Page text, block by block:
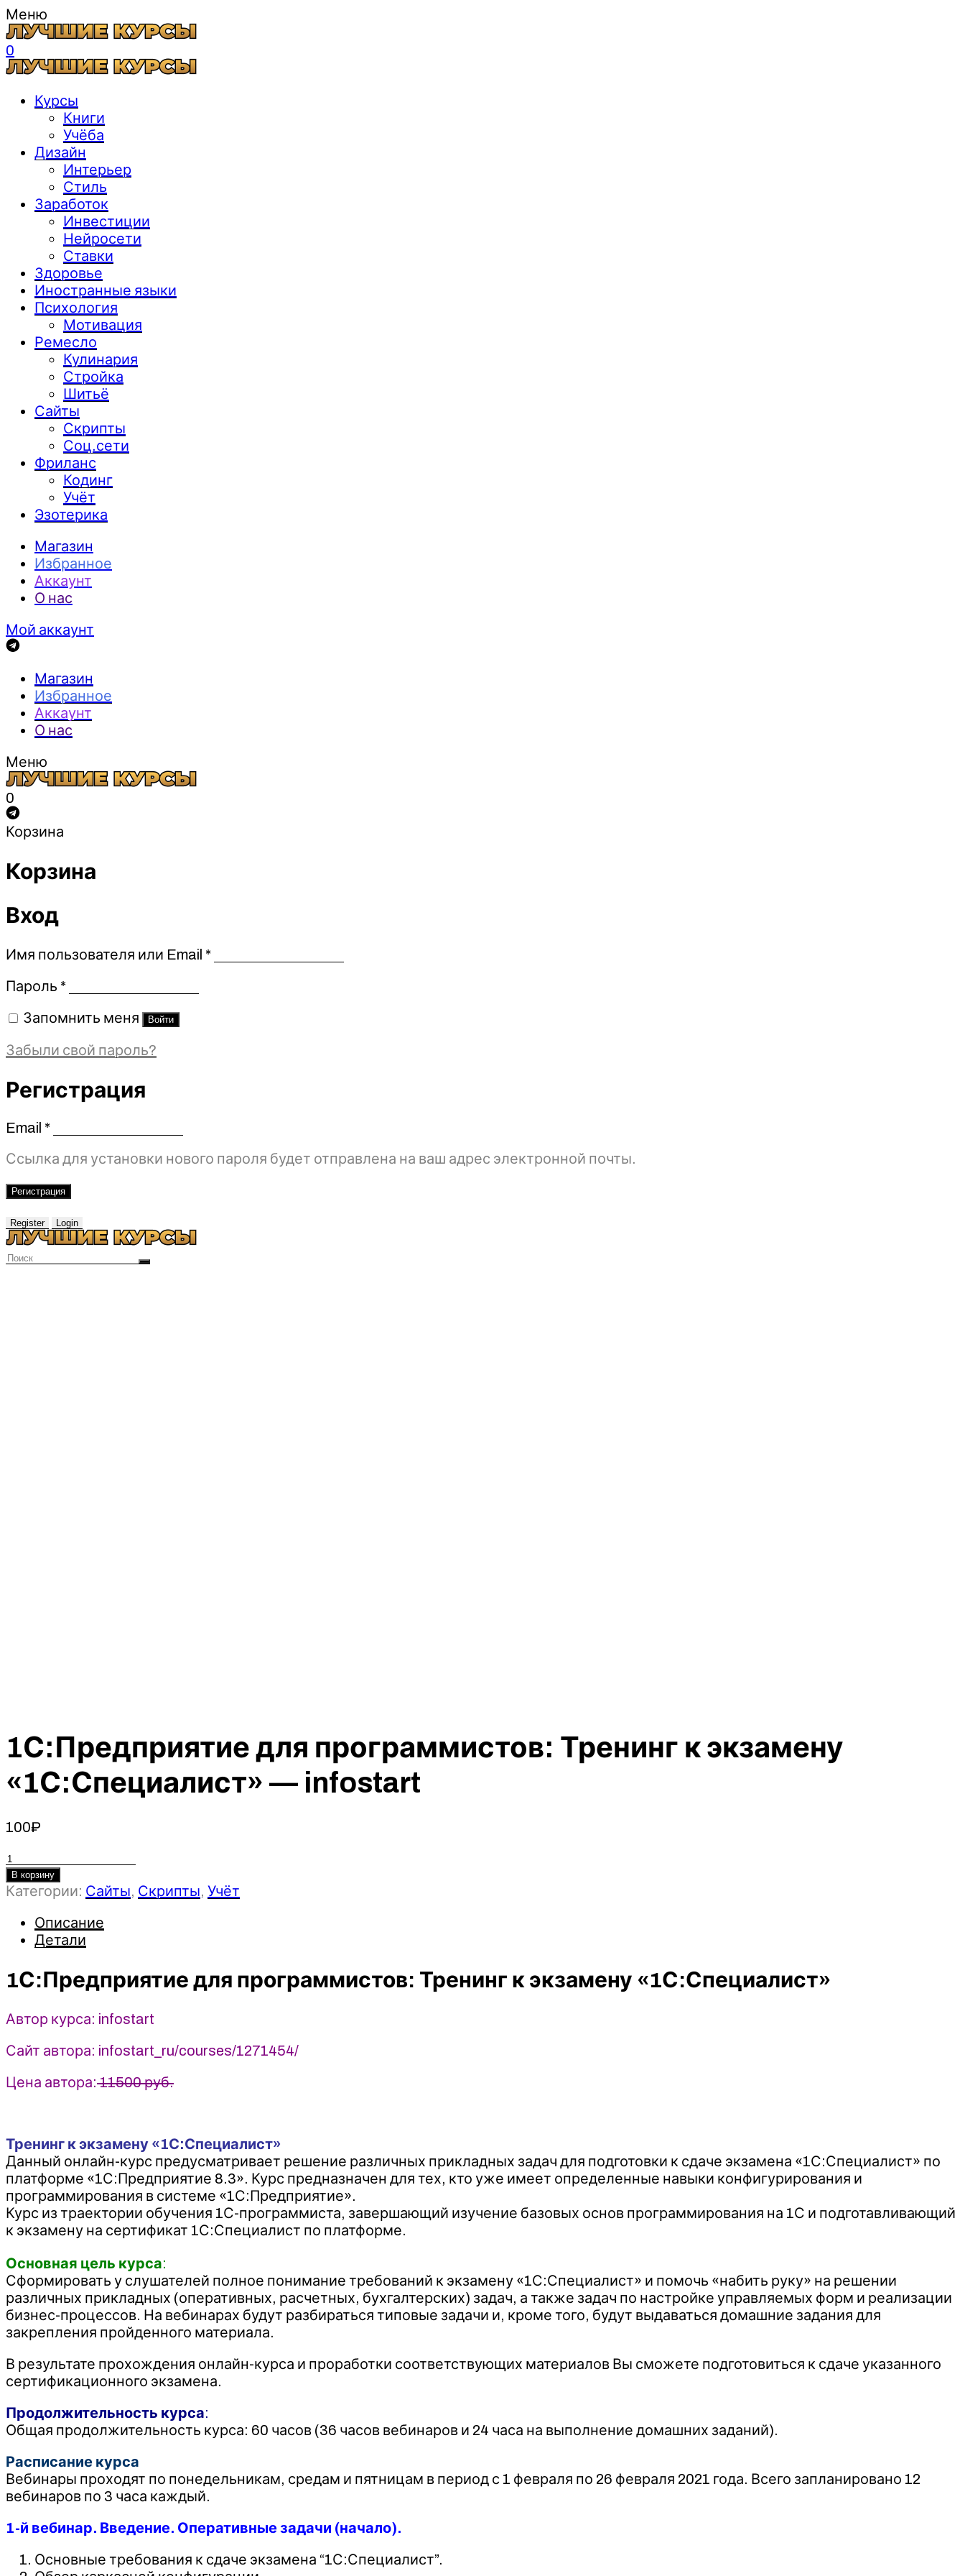
Меню
0
Курсы
Книги
Учёба
Дизайн
Интерьер
Стиль
Заработок
Инвестиции
Нейросети
Ставки
Здоровье
Иностранные языки
Психология
Мотивация
Ремесло
Кулинария
Стройка
Шитьё
Сайты
Скрипты
Соц.сети
Фриланс
Кодинг
Учёт
Эзотерика
Магазин
Избранное
Аккаунт
О нас
Мой аккаунт
Магазин
Избранное
Аккаунт
О нас
Меню
0
Корзина
Корзина
Вход
Имя пользователя или Email *Обязательно
Пароль *Обязательно
Запомнить меня Войти
Забыли свой пароль?
Регистрация
Email *Обязательно
Ссылка для установки нового пароля будет отправлена ​​на ваш адрес электронной почты.
Регистрация
Register Login
1С:Предприятие для программистов: Тренинг к экзамену
«1С:Специалист» — infostart
100₽
Количество
товара
1С:Предприятие
программистов:
Тренинг
экзамену
«1С:Специалист»
-
infostart
В корзину
Категории: Сайты, Скрипты, Учёт
Описание
Детали
1С:Предприятие для программистов: Тренинг к экзамену «1С:Специалист»
Автор курса: infostart
Сайт автора: infostart_ru/courses/1271454/
Цена автора:11500 руб.
Тренинг к экзамену «1С:Специалист»
Данный онлайн-курс предусматривает решение различных прикладных задач для подготовки к сдаче экзамена «1С:Специалист» по
платформе «1С:Предприятие 8.3». Курс предназначен для тех, кто уже имеет определенные навыки конфигурирования и
программирования в системе «1С:Предприятие».
Курс из траектории обучения 1С-программиста, завершающий изучение базовых основ программирования на 1С и подготавливающий
к экзамену на сертификат 1С:Специалист по платформе.
Основная цель курса:
Сформировать у слушателей полное понимание требований к экзамену «1С:Специалист» и помочь «набить руку» на решении
различных прикладных (оперативных, расчетных, бухгалтерских) задач, а также задач по настройке управляемых форм и реализации
бизнес-процессов. На вебинарах будут разбираться типовые задачи и, кроме того, будут выдаваться домашние задания для
закрепления пройденного материала.
В результате прохождения онлайн-курса и проработки соответствующих материалов Вы сможете подготовиться к сдаче указанного
сертификационного экзамена.
Продолжительность курса:
Общая продолжительность курса: 60 часов (36 часов вебинаров и 24 часа на выполнение домашних заданий).
Расписание курса
Вебинары проходят по понедельникам, средам и пятницам в период с 1 февраля по 26 февраля 2021 года. Всего запланировано 12
вебинаров по 3 часа каждый.
1-й вебинар. Введение. Оперативные задачи (начало).
Основные требования к сдаче экзамена “1С:Специалист”.